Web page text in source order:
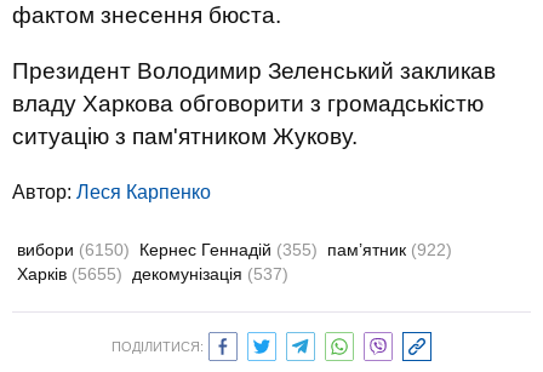
фактом знесення бюста.
Президент Володимир Зеленський закликав
владу Харкова обговорити з громадськістю
ситуацію з пам'ятником Жукову.
Автор: Леся Карпенко
вибори (6150) Кернес Геннадій (355) пам’ятник (922)
Харків (5655) декомунізація (537)
ПОДІЛИТИСЯ: